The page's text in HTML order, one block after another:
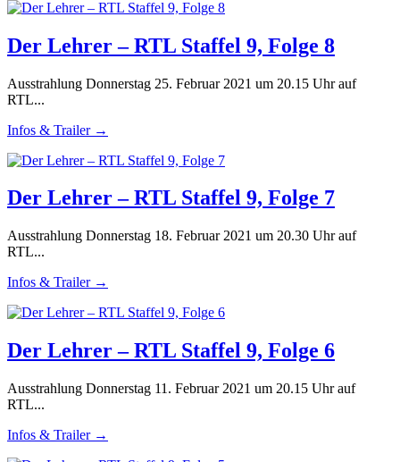
Der Lehrer – RTL Staffel 9, Folge 8
Ausstrahlung Donnerstag 25. Februar 2021 um 20.15 Uhr auf
RTL...
Infos & Trailer →
Der Lehrer – RTL Staffel 9, Folge 7
Ausstrahlung Donnerstag 18. Februar 2021 um 20.30 Uhr auf
RTL...
Infos & Trailer →
Der Lehrer – RTL Staffel 9, Folge 6
Ausstrahlung Donnerstag 11. Februar 2021 um 20.15 Uhr auf
RTL...
Infos & Trailer →